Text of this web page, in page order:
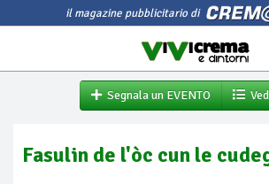
il magazine pubblicitario di
Segnala un EVENTO
Fasulin de l'òc cun le